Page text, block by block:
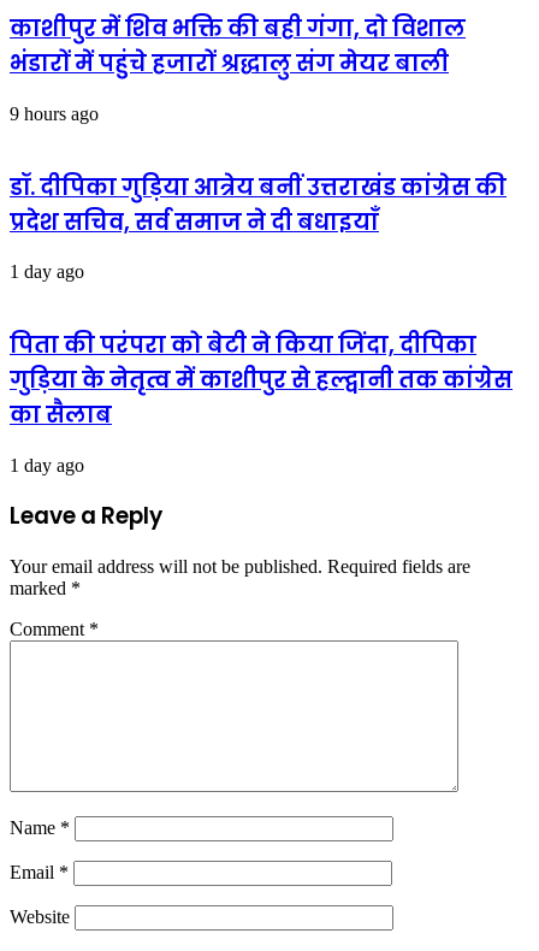
काशीपुर में शिव भक्ति की बही गंगा, दो विशाल
भंडारों में पहुंचे हजारों श्रद्धालु संग मेयर बाली
9 hours ago
डॉ. दीपिका गुड़िया आत्रेय बनीं उत्तराखंड कांग्रेस की
प्रदेश सचिव, सर्व समाज ने दी बधाइयाँ
1 day ago
पिता की परंपरा को बेटी ने किया जिंदा, दीपिका
गुड़िया के नेतृत्व में काशीपुर से हल्द्वानी तक कांग्रेस
का सैलाब
1 day ago
Leave a Reply
Your email address will not be published. Required fields are
marked *
Comment *
Name *
Email *
Website